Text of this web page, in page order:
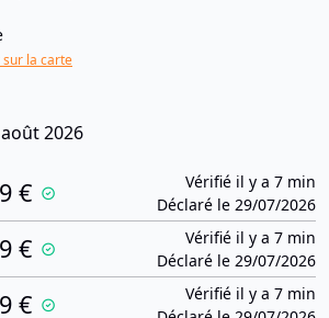
sur la carte
2026
€
Vérifié il y a 7 min
Déclaré le 29/07/2026
€
Vérifié il y a 7 min
Déclaré le 29/07/2026
€
Vérifié il y a 7 min